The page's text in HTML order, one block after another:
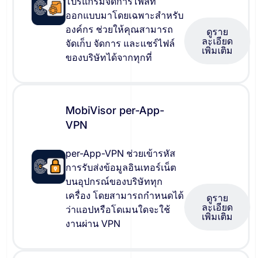
ออกแบบมาโดยเฉพาะสำหรับ
องค์กร ช่วยให้คุณสามารถ
จัดเก็บ จัดการ และแชร์ไฟล์
ของบริษัทได้จากทุกที่
ดูราย
ละเอียด
เพิ่มเติม
MobiVisor per-App-
VPN
per-App-VPN ช่วยเข้ารหัส
การรับส่งข้อมูลอินเทอร์เน็ต
บนอุปกรณ์ของบริษัททุก
เครื่อง โดยสามารถกำหนดได้
ว่าแอปหรือโดเมนใดจะใช้
งานผ่าน VPN
ดูราย
ละเอียด
เพิ่มเติม